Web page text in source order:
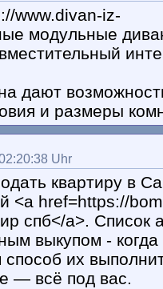
www.divan-iz-
модульные
дают
и размеры
Uhr
квартиру в
<a href=https://
спб</a>. Список
выкупом - когда
их
— всё под вас.